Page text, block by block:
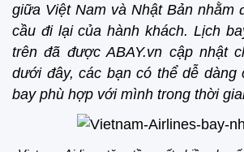
giữa Việt Nam và Nhật Bản nhằm
cầu đi lại của hành khách. Lịch
trên đã được ABAY.vn cập nhật
dưới đây, các bạn có thể dễ dàng
bay phù hợp với mình trong thời